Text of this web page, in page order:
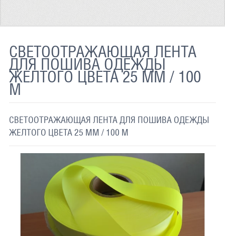
СВЕТООТРАЖАЮЩАЯ ПЛЕНКА
СВЕТООТРАЖАЮЩИЕ ДОРОЖНЫЕ ЗНАКИ
СВЕТЯЩАЯСЯ КРАСКА
ПРИМЕНЕНИЕ
ДОСТАВКА
СВЯЗАТЬСЯ С НАМИ
СВЕТООТРАЖАЮЩАЯ ЛЕНТА
ДЛЯ ПОШИВА ОДЕЖДЫ
ЖЕЛТОГО ЦВЕТА 25 ММ / 100
М
СВЕТООТРАЖАЮЩАЯ ЛЕНТА ДЛЯ ПОШИВА ОДЕЖДЫ
ЖЕЛТОГО ЦВЕТА 25 ММ / 100 М